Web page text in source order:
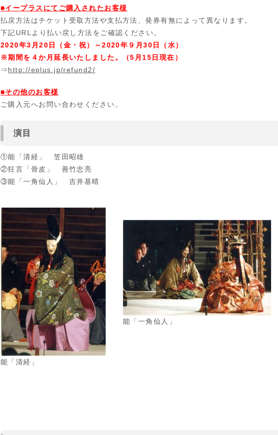
■イープラスにてご購入されたお客様
払戻方法はチケット受取方法や支払方法、発券有無によって異なります。
下記URL より払い戻し方法をご確認ください。
2020年3 月20 日（金・祝）～2020年９月30日（水）
※期間を４か月延長いたしました。（5月15日現在）
⇒http://eplus.jp/refund2/
■その他のお客様
ご購入元へお問い合わせください。
演目
①能「清経」 笠田昭雄
②狂言「骨皮」 善竹忠亮
③能「一角仙人」 吉井基晴
能「清経」
能「一角仙人」